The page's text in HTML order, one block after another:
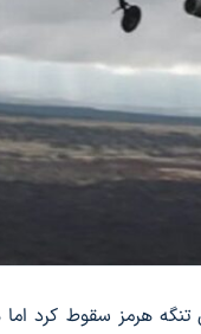
تنگه هرمز سقوط